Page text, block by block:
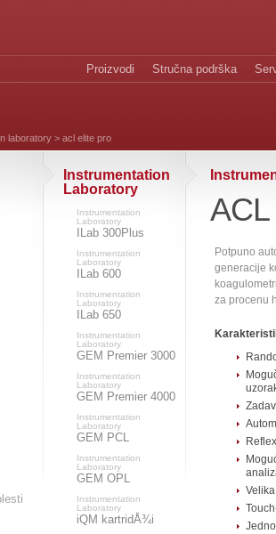
Proizvodi Stručna podrška
laboratory > acl elite pro
Instrumentation
Laboratory
Instrumentation
Laboratory
ILab 300Plus
Instrumentation
Laboratory
ILab 600
Instrumentation
Laboratory
ILab 650
Instrumentation
Laboratory
GEM Premier 3000
Instrumentation
Laboratory
GEM Premier 4000
Instrumentation
Laboratory
GEM PCL
Instrumentation
Laboratory
GEM OPL
Instrumentation
Laboratory
iQM kartridÅ¾i
Potpuno
generacije
za procenu